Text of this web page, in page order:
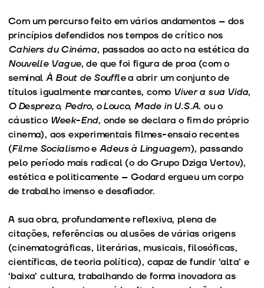
Com um percurso feito em vários andamentos – dos
princípios defendidos nos tempos de crítico nos
Cahiers du Cinéma, passados ao acto na estética da
Nouvelle Vague, de que foi figura de proa (com o
seminalÀ Bout de Soufflea abrir um conjunto de
títulos igualmente marcantes, como Viver a sua Vida,
O Desprezo, Pedro, o Louco, Made in U.S.A. ou o
cáustico Week-End, onde se declara o fim do próprio
cinema), aos experimentais filmes-ensaio recentes
(Filme SocialismoeAdeus à Linguagem), passando
pelo período mais radical (o do Grupo Dziga Vertov),
estética e politicamente – Godard ergueu um corpo
de trabalho imenso e desafiador.
A sua obra, profundamente reflexiva, plena de
citações, referências ou alusões de várias origens
(cinematográficas, literárias, musicais, filosóficas,
científicas, de teoria política), capaz de fundir ‘alta’ e
‘baixa’ cultura, trabalhando de forma inovadora as